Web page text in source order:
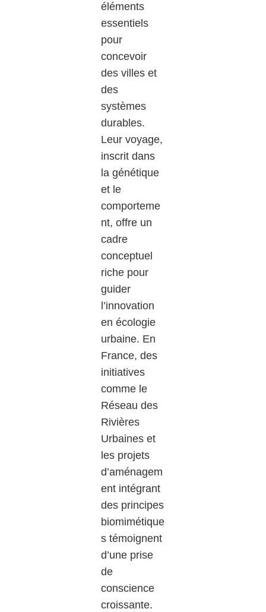
éléments
essentiels
pour
concevoir
des villes et
des
systèmes
durables.
Leur voyage,
inscrit dans
la génétique
et le
comporteme
nt, offre un
cadre
conceptuel
riche pour
guider
l’innovation
en écologie
urbaine. En
France, des
initiatives
comme le
Réseau des
Rivières
Urbaines et
les projets
d’aménagem
ent intégrant
des principes
biomimétique
s témoignent
d’une prise
de
conscience
croissante.